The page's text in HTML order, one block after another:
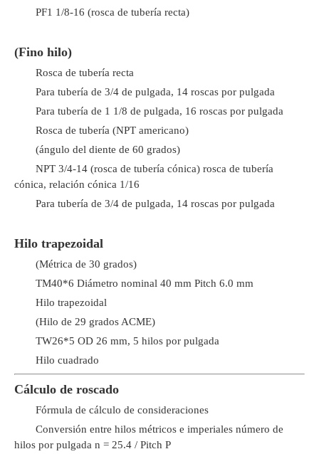
PF1 1/8-16 (rosca de tubería recta)
(Fino hilo)
Rosca de tubería recta
Para tubería de 3/4 de pulgada, 14 roscas por pulgada
Para tubería de 1 1/8 de pulgada, 16 roscas por pulgada
Rosca de tubería (NPT americano)
(ángulo del diente de 60 grados)
NPT 3/4-14 (rosca de tubería cónica) rosca de tubería
cónica, relación cónica 1/16
Para tubería de 3/4 de pulgada, 14 roscas por pulgada
Hilo trapezoidal
(Métrica de 30 grados)
TM40*6 Diámetro nominal 40 mm Pitch 6.0 mm
Hilo trapezoidal
(Hilo de 29 grados ACME)
TW26*5 OD 26 mm, 5 hilos por pulgada
Hilo cuadrado
Cálculo de roscado
Fórmula de cálculo de consideraciones
Conversión entre hilos métricos e imperiales número de
hilos por pulgada n = 25.4 / Pitch P